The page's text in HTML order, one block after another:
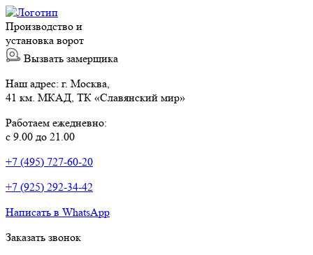
Производство и
установка ворот
Вызвать замерщика
Наш адрес: г. Москва,
41 км. МКАД, ТК «Славянский мир»
Работаем ежедневно:
с 9.00 до 21.00
+7 (495) 727-60-20
+7 (925) 292-34-42
Написать в WhatsApp
Заказать звонок